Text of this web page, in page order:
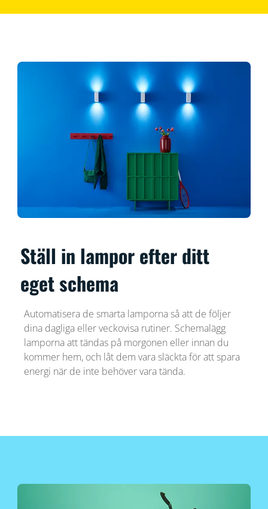
Ställ in lampor efter ditt
eget schema
Automatisera de smarta lamporna så att de följer
dina dagliga eller veckovisa rutiner. Schemalägg
lamporna att tändas på morgonen eller innan du
kommer hem, och låt dem vara släckta för att spara
energi när de inte behöver vara tända.